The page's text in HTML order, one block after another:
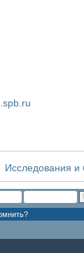
Исследования и